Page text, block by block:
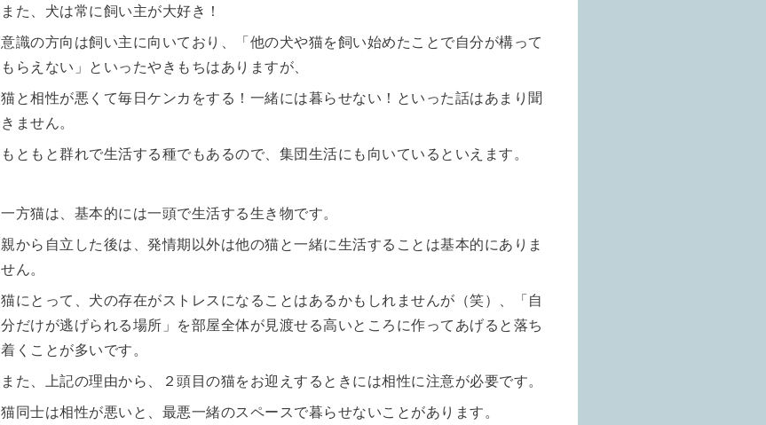
また、犬は常に飼い主が大好き！
意識の方向は飼い主に向いており、「他の犬や猫を飼い始めたことで自分が構って
もらえない」といったやきもちはありますが、
猫と相性が悪くて毎日ケンカをする！一緒には暮らせない！といった話はあまり聞
きません。
もともと群れで生活する種でもあるので、集団生活にも向いているといえます。
一方猫は、基本的には一頭で生活する生き物です。
親から自立した後は、発情期以外は他の猫と一緒に生活することは基本的にありま
せん。
猫にとって、犬の存在がストレスになることはあるかもしれませんが（笑）、「自
分だけが逃げられる場所」を部屋全体が見渡せる高いところに作ってあげると落ち
着くことが多いです。
また、上記の理由から、２頭目の猫をお迎えするときには相性に注意が必要です。
猫同士は相性が悪いと、最悪一緒のスペースで暮らせないことがあります。